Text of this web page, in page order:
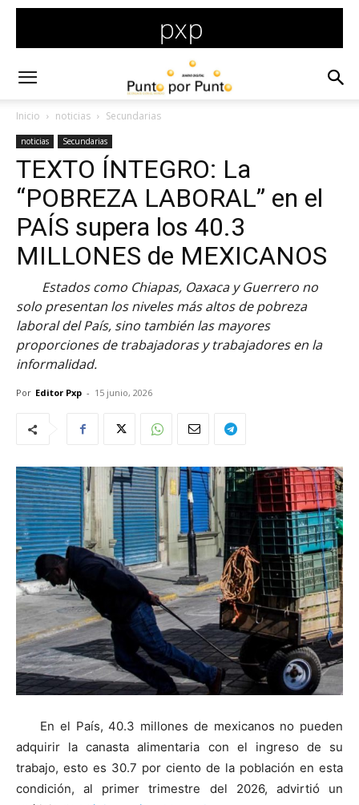
Inicio noticias Secundarias
noticias Secundarias
TEXTO ÍNTEGRO: La
“POBREZA LABORAL” en el
PAÍS supera los 40.3
MILLONES de MEXICANOS
Estados como Chiapas, Oaxaca y Guerrero no
solo presentan los niveles más altos de pobreza
laboral del País, sino también las mayores
proporciones de trabajadoras y trabajadores en la
informalidad.
Por Editor Pxp - 15 junio, 2026
En el País, 40.3 millones de mexicanos no pueden
adquirir la canasta alimentaria con el ingreso de su
trabajo, esto es 30.7 por ciento de la población en esta
condición, al primer trimestre del 2026, advirtió un